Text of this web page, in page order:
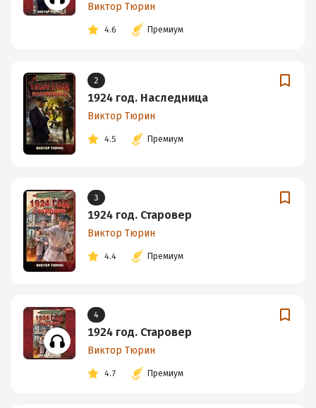
Виктор Тюрин
4.6 Премиум
2
1924 год. Наследница
Виктор Тюрин
4.5 Премиум
3
1924 год. Старовер
Виктор Тюрин
4.4 Премиум
4
1924 год. Старовер
Виктор Тюрин
4.7 Премиум